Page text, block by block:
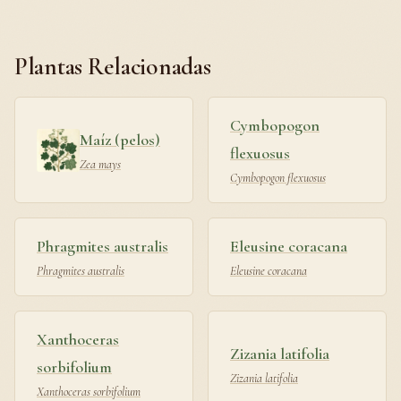
Plantas Relacionadas
Maíz (pelos)
Zea mays
Cymbopogon
flexuosus
Cymbopogon flexuosus
Phragmites australis
Phragmites australis
Eleusine coracana
Eleusine coracana
Xanthoceras
sorbifolium
Xanthoceras sorbifolium
Zizania latifolia
Zizania latifolia